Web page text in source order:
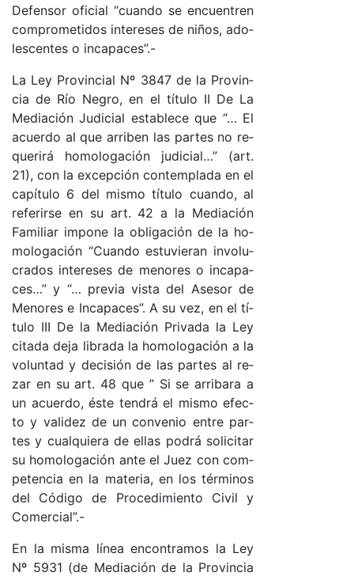
De­fen­sor ofi­cial “cuan­do se en­cuen­tren
com­pro­me­ti­dos in­te­re­ses de ni­ño­s, ado­
les­cen­tes o in­ca­pa­ce­s”.-
La Ley Pro­vin­cial Nº 3847 de la Pro­vin­
cia de Río Ne­gro, en el tí­tu­lo II De La
Me­dia­ción Ju­di­cial es­ta­ble­ce que “… El
acuer­do al que arri­ben las par­tes no re­
que­ri­rá ho­mo­lo­ga­ción ju­di­cia­l…” (ar­t.
21), con la ex­cep­ción con­tem­pla­da en el
ca­pí­tu­lo 6 del mis­mo tí­tu­lo cuan­do, al
re­fe­rir­se en su ar­t. 42 a la Me­dia­ción
Fa­mi­liar im­po­ne la obli­ga­ción de la ho­
mo­lo­ga­ción “Cuan­do es­tu­vie­ran in­vo­lu­
cra­dos in­te­re­ses de me­no­res o in­ca­pa­
ce­s…” y “… pre­via vis­ta del Ase­sor de
Me­no­res e In­ca­pa­ce­s”. A su ve­z, en el tí­
tu­lo III De la Me­dia­ción Pri­va­da la Ley
ci­ta­da de­ja li­bra­da la ho­mo­lo­ga­ción a la
vo­lun­tad y de­ci­sión de las par­tes al re­
zar en su ar­t. 48 que ” Si se arri­ba­ra a
un acuer­do, és­te ten­drá el mis­mo efec­
to y va­li­dez de un con­ve­nio en­tre par­
tes y cual­quie­ra de ellas po­drá so­li­ci­tar
su ho­mo­lo­ga­ción an­te el Juez con com­
pe­ten­cia en la ma­te­ria, en los tér­mi­nos
del Có­di­go de Pro­ce­di­mien­to Ci­vil y
Co­mer­cia­l”.-
En la mis­ma lí­nea en­contra­mos la Ley
Nº 5931 (de Me­dia­ción de la Pro­vin­cia